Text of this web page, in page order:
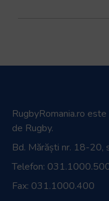
RugbyRomania.ro este
de Rugby.
Bd. Mărăști nr. 18-20,
Telefon:
Fax: 031.1000.400